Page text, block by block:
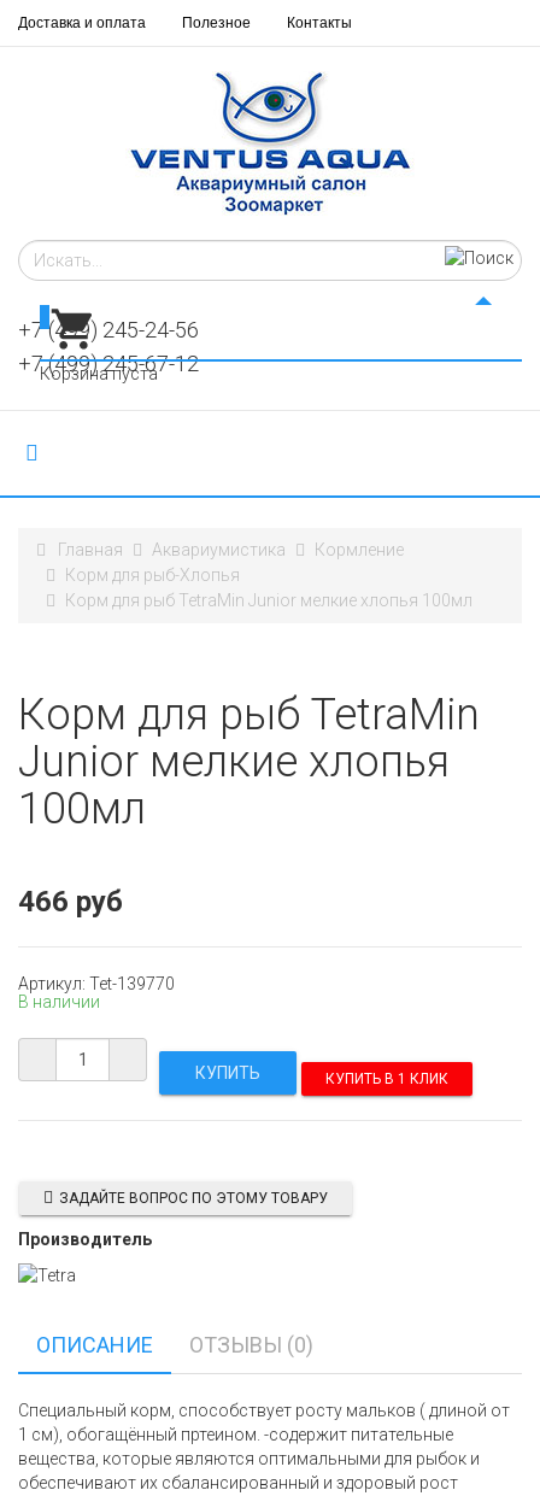
Доставка и оплата Полезное Контакты
+7 (499) 245-24-56
+7 (499) 245-67-12
Корзина пуста
Главная Аквариумистика
Кормление
Корм для рыб-Хлопья
Корм для рыб TetraMin Junior мелкие хлопья 100мл
Корм для рыб TetraMin
Junior мелкие хлопья
100мл
466 руб
Артикул: Tet-139770
В наличии
КУПИТЬ В 1 КЛИК
ЗАДАЙТЕ ВОПРОС ПО ЭТОМУ ТОВАРУ
Производитель
ОПИСАНИЕ ОТЗЫВЫ (0)
Специальный корм, способствует росту мальков ( длиной от
1 см), обогащённый пртеином. -содержит питательные
вещества, которые являются оптимальными для рыбок и
обеспечивают их сбалансированный и здоровый рост